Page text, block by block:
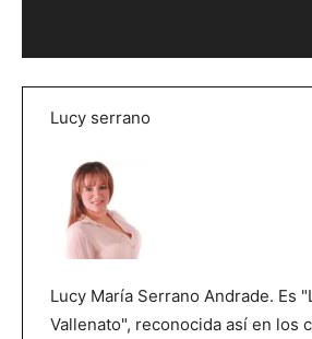
Lucy serrano
Lucy María Serrano Andrade. Es
Vallenato", reconocida así en los